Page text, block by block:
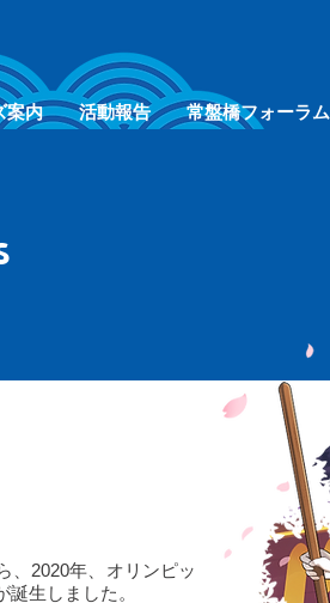
案内 活動報告 常盤橋フォーラム
、2020年、オリンピッ
生しました。